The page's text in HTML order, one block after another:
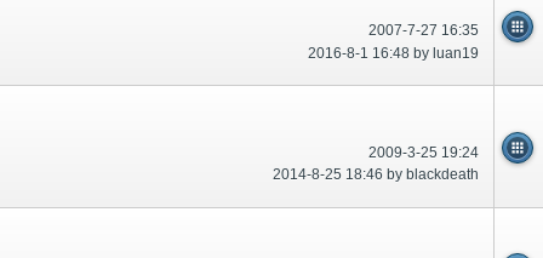
2007-7-27 16:35
2016-8-1 16:48 by luan19
2009-3-25 19:24
2014-8-25 18:46 by blackdeath